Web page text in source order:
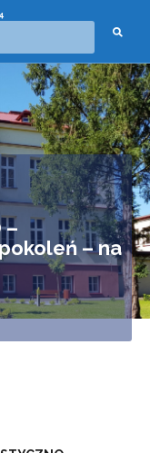
–
– na